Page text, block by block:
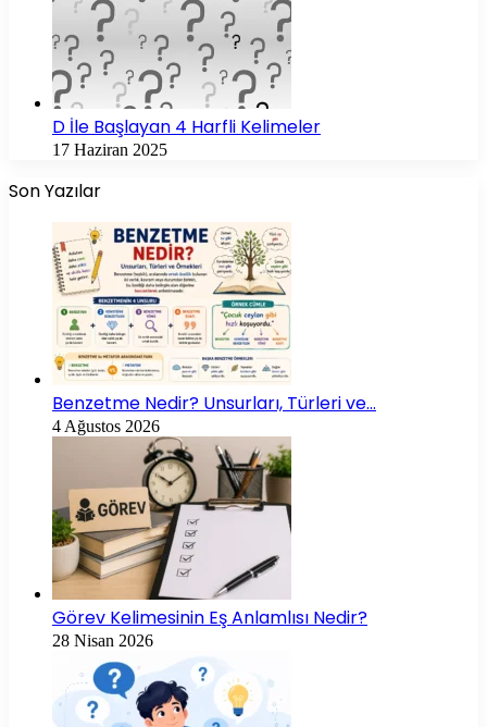
D İle Başlayan 4 Harfli Kelimeler
17 Haziran 2025
Son Yazılar
Benzetme Nedir? Unsurları, Türleri ve…
4 Ağustos 2026
Görev Kelimesinin Eş Anlamlısı Nedir?
28 Nisan 2026